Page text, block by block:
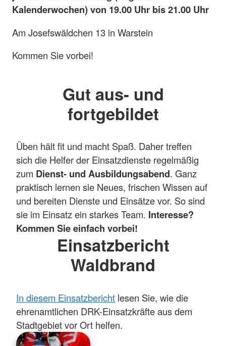
Kalenderwochen) von 19.00 Uhr bis 21.00 Uhr
Am Josefswäldchen 13 in Warstein
Kommen Sie vorbei!
Gut aus- und
fortgebildet
Üben hält fit und macht Spaß. Daher treffen
sich die Helfer der Einsatzdienste regelmäßig
zum Dienst- und Ausbildungsabend. Ganz
praktisch lernen sie Neues, frischen Wissen auf
und bereiten Dienste und Einsätze vor. So sind
sie im Einsatz ein starkes Team. Interesse?
Kommen Sie einfach vorbei!
Einsatzbericht
Waldbrand
In diesem Einsatzbericht lesen Sie, wie die
ehrenamtlichen DRK-Einsatzkräfte aus dem
Stadtgebiet vor Ort helfen.